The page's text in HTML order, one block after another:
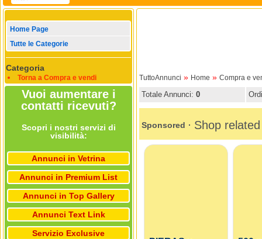
Home Page
Tutte le Categorie
Categoria
Torna a Compra e vendi
Vuoi aumentare i
contatti ricevuti?
Scopri i nostri servizi di
visibilità:
Annunci in Vetrina
Annunci in Premium List
Annunci in Top Gallery
Annunci Text Link
Servizio Exclusive
TuttoAnnunci » Home » Compra e
Totale Annunci: 0